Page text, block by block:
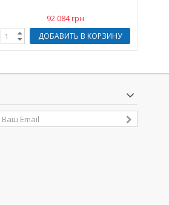
92 084 грн
ДОБАВИТЬ В КОРЗИНУ